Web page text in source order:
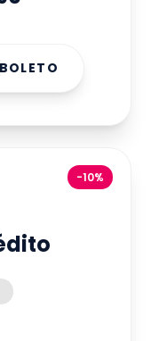
-10%